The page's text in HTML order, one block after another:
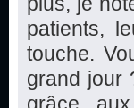
patients,
touche.
grand jour
grâce